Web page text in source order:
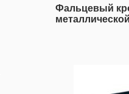
Фальцевый